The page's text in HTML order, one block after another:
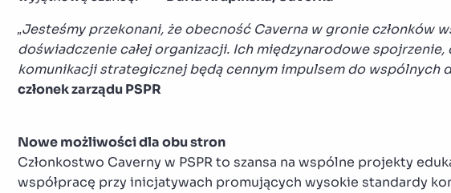
„Jesteśmy przekonani, że obecność Caverna w gronie członków
doświadczenie całej organizacji. Ich międzynarodowe
komunikacji strategicznej będą cennym impulsem do wspólnych
członek zarządu PSPR
Nowe możliwości dla obu stron
Członkostwo Caverny w PSPR to szansa na wspólne projekty
współpracę przy inicjatywach promujących wysokie standardy